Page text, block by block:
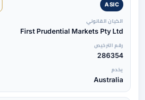
ASIC
الكيان القانوني
First Prudential Markets Pty Ltd
رقم الترخيص
286354
يخدم
Australia